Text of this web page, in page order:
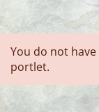
You do not
portlet.